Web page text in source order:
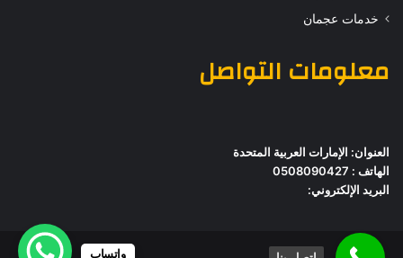
خدمات عجمان
معلومات التواصل
العنوان: الإمارات العربية المتحدة
الهاتف : 0508090427
البريد الإلكتروني:
واتساب